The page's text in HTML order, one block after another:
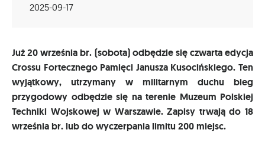
2025-09-17
Już 20 września br. (sobota) odbędzie się czwarta edycja
Crossu Fortecznego Pamięci Janusza Kusocińskiego. Ten
wyjątkowy, utrzymany w militarnym duchu bieg
przygodowy odbędzie się na terenie Muzeum Polskiej
Techniki Wojskowej w Warszawie. Zapisy trwają do 18
września br. lub do wyczerpania limitu 200 miejsc.